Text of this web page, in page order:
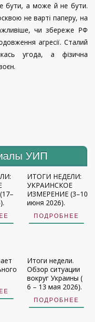
бути, а може й не бути.
не варті паперу, на
чи збереже РФ
агресії. Сталий
угода, а фізична
УИП
ИТОГИ НЕДЕЛИ:
УКРАИНСКОЕ
ИЗМЕРЕНИЕ (3–10
июня 2026).
ПОДРОБНЕЕ
Итоги недели.
Обзор ситуации
вокруг Украины (
6 – 13 мая 2026).
ПОДРОБНЕЕ